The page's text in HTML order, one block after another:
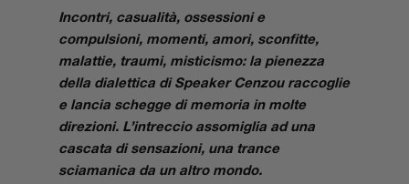
Incontri, casualità, ossessioni e
compulsioni, momenti, amori, sconfitte,
malattie, traumi, misticismo: la pienezza
della dialettica di Speaker Cenzou raccoglie
e lancia schegge di memoria in molte
direzioni. L’intreccio assomiglia ad una
cascata di sensazioni, una trance
sciamanica da un altro mondo.